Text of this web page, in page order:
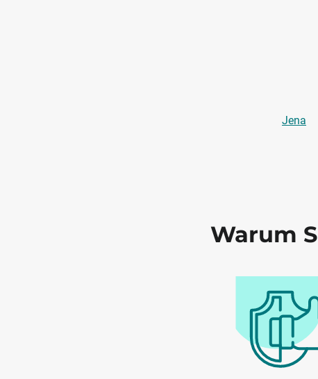
Jena
Warum